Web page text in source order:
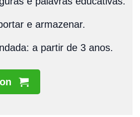
e armazenar.
a partir de 3 anos.